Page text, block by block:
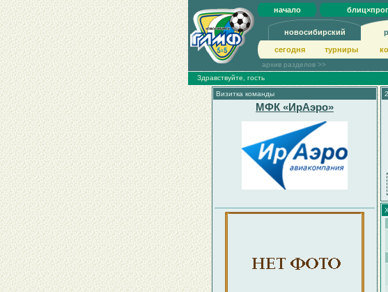
начало
новосибирский
сегодня турниры
архив разделов >>
Здравствуйте, гость
Визитка команды
МФК «ИрАэро»